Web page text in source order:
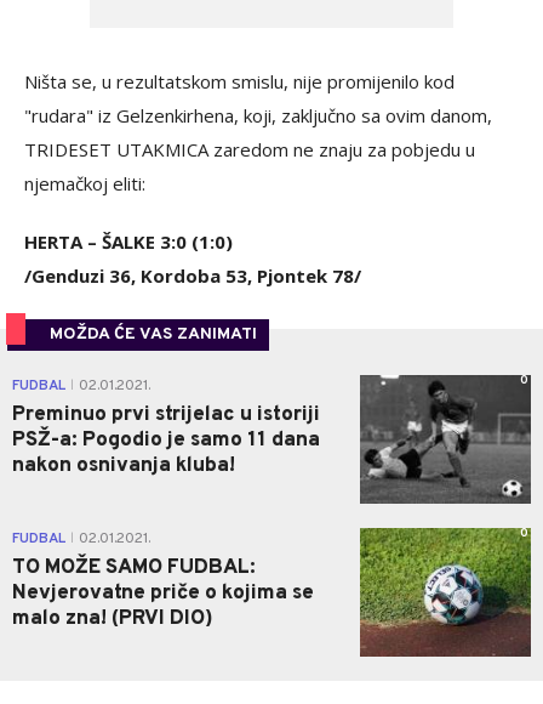
Ništa se, u rezultatskom smislu, nije promijenilo kod
"rudara" iz Gelzenkirhena, koji, zaključno sa ovim danom,
TRIDESET UTAKMICA zaredom ne znaju za pobjedu u
njemačkoj eliti:
HERTA – ŠALKE 3:0 (1:0)
/Genduzi 36, Kordoba 53, Pjontek 78/
MOŽDA ĆE VAS ZANIMATI
FUDBAL 02.01.2021.
Preminuo prvi strijelac u istoriji
PSŽ-a: Pogodio je samo 11 dana
nakon osnivanja kluba!
0
FUDBAL 02.01.2021.
TO MOŽE SAMO FUDBAL:
Nevjerovatne priče o kojima se
malo zna! (PRVI DIO)
0